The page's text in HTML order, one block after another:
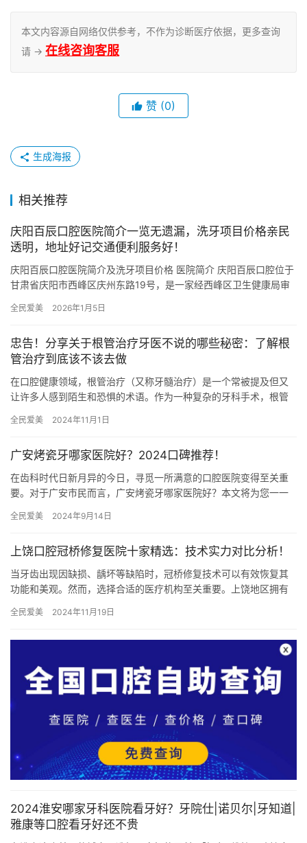
本文内容源自网络仅供参考，不作为诊断医疗依据，更多查询
请 → 在线咨询客服
赞 (0)
生成海报
相关推荐
庆阳百辰口腔医院简介一览无遗漏，洗牙项目价格亲民
透明，地址好记交通便利服务好！
庆阳百辰口腔医院简介及洗牙项目价格 医院简介 庆阳百辰口腔位于
甘肃省庆阳市西峰区庆州东路19号，是一家经西峰区卫生健康局审
全民爱美 2026年1月5日
忠告！分享关于根管治疗牙医不说的哪些秘密：了解根
管治疗到底该不该去做
在口腔健康领域，根管治疗（又称牙髓治疗）是一个常被提及但又
让许多人感到陌生和恐惧的术语。作为一种复杂的牙科手术，根管
感染或…
全民爱美 2024年11月1日
广安烤瓷牙哪家医院好？2024口碑推荐！
在齿科时代日新月异的今日，寻觅一所满意的口腔医院变得至关重
要。对于广安市民而言，广安烤瓷牙哪家医院好？本文将为您一一
主…
全民爱美 2024年9月14日
上饶口腔冠桥修复医院十家精选：技术实力对比分析！
当牙齿出现因缺损、龋坏等缺陷时，冠桥修复技术可以有效恢复其
功能和美观。然而，选择合适的医疗机构至关重要。上饶地区拥有
十家精…
全民爱美 2024年11月19日
2024淮安哪家牙科医院看牙好？牙院仕|诺贝尔|牙知道|
雅康等口腔看牙好还不贵